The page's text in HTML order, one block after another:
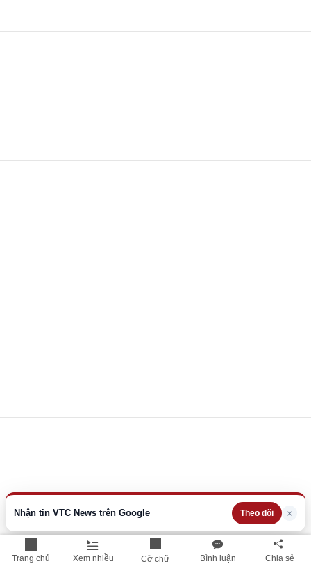
Trang chủ Xem nhiều Cỡ chữ Bình luận Chia sẻ
Nhận tin VTC News trên Google Theo dõi ×